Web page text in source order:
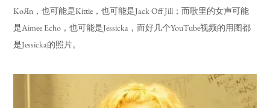
KoЯn，也可能是Kittie，也可能是Jack Off Jill；而歌里的女声可能
是Aimee Echo，也可能是Jessicka，而好几个YouTube视频的用图都
是Jessicka的照片。